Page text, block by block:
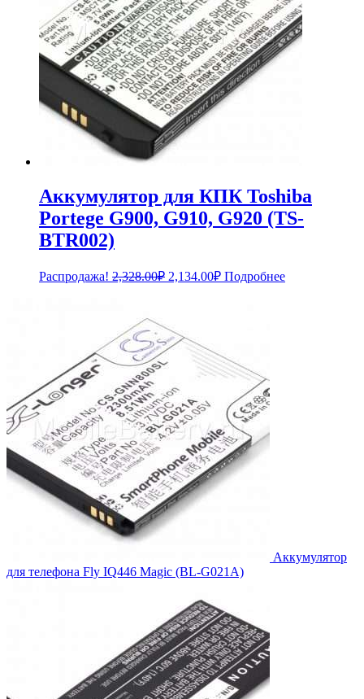
Аккумулятор для КПК Toshiba
Portege G900, G910, G920 (TS-
BTR002)
Распродажа! 2,328.00₽ Первоначальная
2,134.00₽Текущая
Подробнее
Аккумулятор
для телефона Fly IQ446 Magic (BL-G021A)